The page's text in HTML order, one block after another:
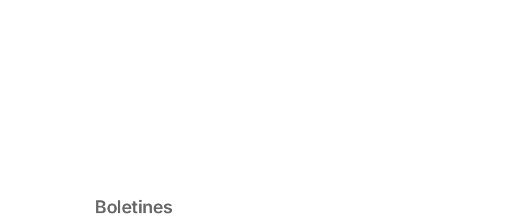
Boletines